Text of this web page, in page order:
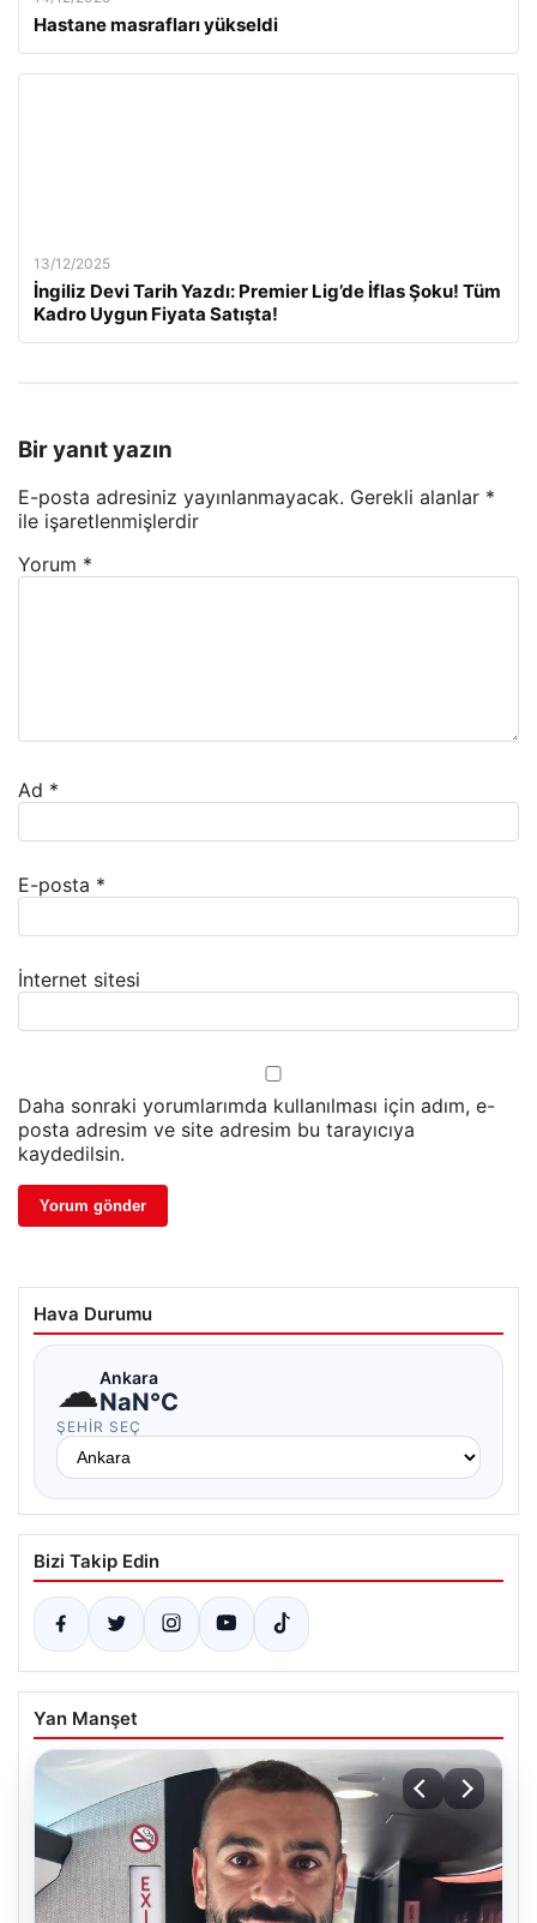
Hastane masrafları yükseldi
13/12/2025
İngiliz Devi Tarih Yazdı: Premier Lig’de İflas Şoku! Tüm
Kadro Uygun Fiyata Satışta!
Bir yanıt yazın
E-posta adresiniz yayınlanmayacak. Gerekli alanlar *
ile işaretlenmişlerdir
Yorum *
Ad *
E-posta *
İnternet sitesi
Daha sonraki yorumlarımda kullanılması için adım, e-
posta adresim ve site adresim bu tarayıcıya
kaydedilsin.
Hava Durumu
☁Ankara
NaN°C
ŞEHIR SEÇ
Bizi Takip Edin
Yan Manşet